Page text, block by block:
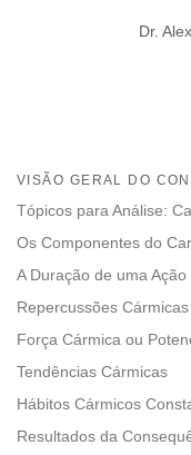
Dr.
VISÃO GERAL DO
Tópicos para Análise:
Os Componentes do
A Duração de uma
Repercussões Cármicas
Força Cármica ou
Tendências Cármicas
Hábitos Cármicos
Resultados da